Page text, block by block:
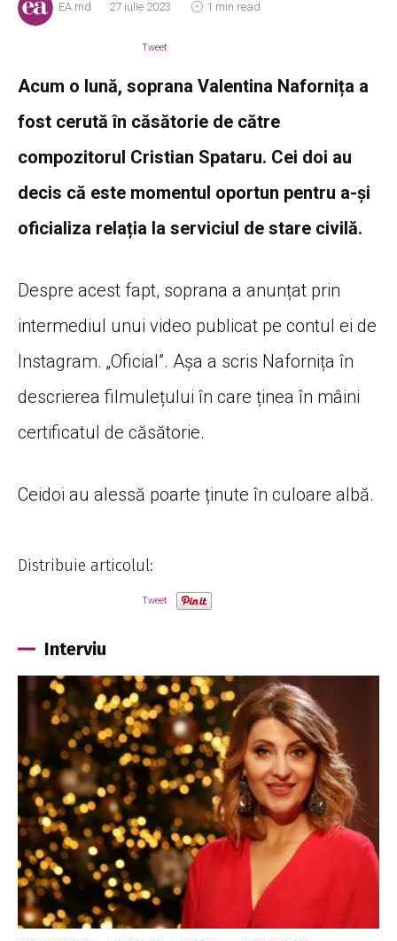
EA.md 27 iulie 2023 1 min read
Tweet
Acum o lună, soprana Valentina Nafornița a
fost cerută în căsătorie de către
compozitorul Cristian Spataru. Cei doi au
decis că este momentul oportun pentru a-și
oficializa relația la serviciul de stare civilă.
Despre acest fapt, soprana a anunțat prin
intermediul unui video publicat pe contul ei de
Instagram. „Oficial”. Așa a scris Nafornița în
descrierea filmulețului în care ținea în mâini
certificatul de căsătorie.
Ceidoi au alessă poarte ținute în culoare albă.
Distribuie articolul:
Tweet
Interviu